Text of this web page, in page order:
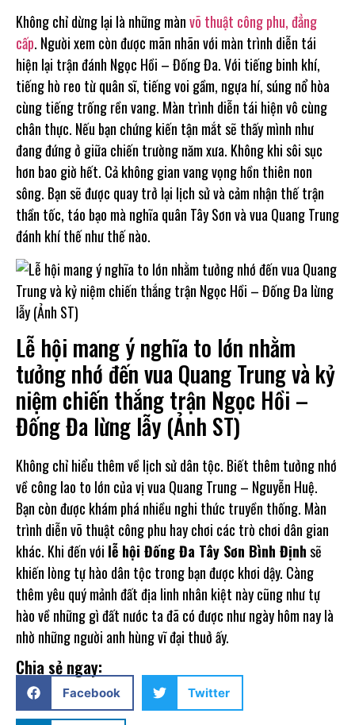
Không chỉ dừng lại là những mànvõ thuật công phu, đẳng
cấp. Người xem còn được mãn nhãn với màn trình diễn tái
hiện lại trận đánh Ngọc Hồi – Đống Đa. Với tiếng binh khí,
tiếng hò reo từ quân sĩ, tiếng voi gầm, ngựa hí, súng nổ hòa
cùng tiếng trống rền vang. Màn trình diễn tái hiện vô cùng
chân thực. Nếu bạn chứng kiến tận mắt sẽ thấy mình như
đang đứng ở giữa chiến trường năm xưa. Không khi sôi sục
hơn bao giờ hết. Cả không gian vang vọng hồn thiên non
sông. Bạn sẽ được quay trở lại lịch sử và cảm nhận thế trận
thần tốc, táo bạo mà nghĩa quân Tây Sơn và vua Quang Trung
đánh khí thế như thế nào.
Lễ hội mang ý nghĩa to lớn nhằm
tưởng nhớ đến vua Quang Trung và kỷ
niệm chiến thắng trận Ngọc Hồi –
Đống Đa lừng lẫy (Ảnh ST)
Không chỉ hiểu thêm về lịch sử dân tộc. Biết thêm tưởng nhớ
về công lao to lớn của vị vua Quang Trung – Nguyễn Huệ.
Bạn còn được khám phá nhiều nghi thức truyền thống. Màn
trình diễn võ thuật công phu hay chơi các trò chơi dân gian
khác. Khi đến với lễ hội Đống Đa Tây Sơn Bình Địnhsẽ
khiến lòng tự hào dân tộc trong bạn được khơi dậy. Càng
thêm yêu quý mảnh đất địa linh nhân kiệt này cũng như tự
hào về những gì đất nước ta đã có được như ngày hôm nay là
nhờ những người anh hùng vĩ đại thuở ấy.
Chia sẻ ngay:
Facebook Twitter